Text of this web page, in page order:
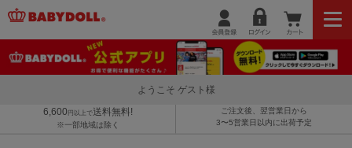
ようこそ ゲスト様
6,600 円以上で送料無料!
※一部地域は除く
ご注文後、翌営業日から
3〜5営業日以内に出荷予定